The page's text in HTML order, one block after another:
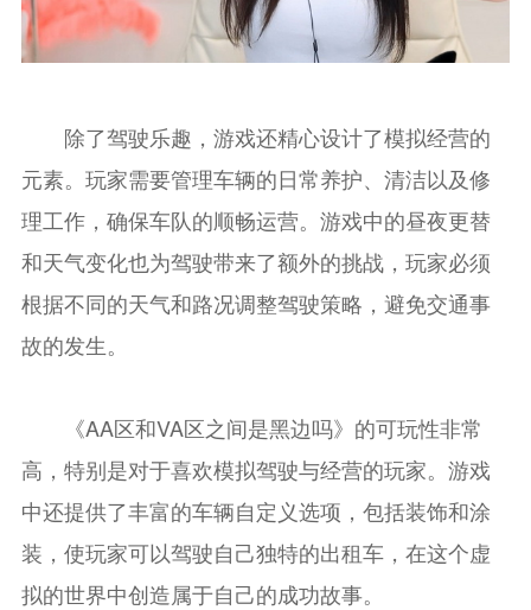
除了驾驶乐趣，游戏还精心设计了模拟经营的
元素。玩家需要管理车辆的日常养护、清洁以及修
理工作，确保车队的顺畅运营。游戏中的昼夜更替
和天气变化也为驾驶带来了额外的挑战，玩家必须
根据不同的天气和路况调整驾驶策略，避免交通事
故的发生。
《AA区和VA区之间是黑边吗》的可玩性非常
高，特别是对于喜欢模拟驾驶与经营的玩家。游戏
中还提供了丰富的车辆自定义选项，包括装饰和涂
装，使玩家可以驾驶自己独特的出租车，在这个虚
拟的世界中创造属于自己的成功故事。